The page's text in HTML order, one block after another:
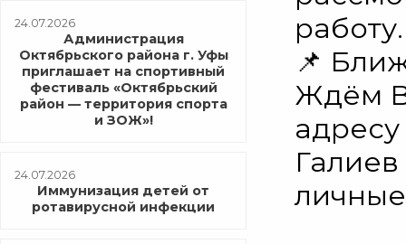
24.07.2026
Администрация
Октябрьского района г. Уфы
приглашает на спортивный
фестиваль «Октябрьский
район — территория спорта
и ЗОЖ»!
24.07.2026
Иммунизация детей от
ротавирусной инфекции
работу.
📌
Ждём